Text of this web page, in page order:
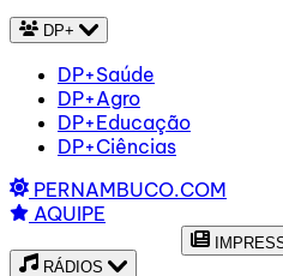
DP+
DP+Saúde
DP+Agro
DP+Educação
DP+Ciências
PERNAMBUCO.COM
AQUIPE
RÁDIOS